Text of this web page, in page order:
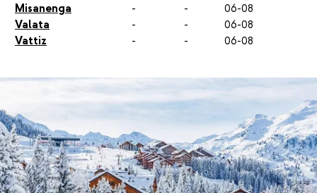
Misanenga
- -
06-08
Valata
- -
06-08
Vattiz
- - 06-08